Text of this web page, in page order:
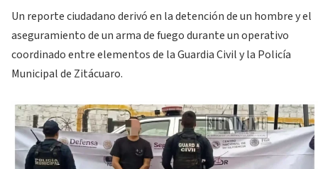
Un reporte ciudadano derivó en la detención de un hombre y el
aseguramiento de un arma de fuego durante un operativo
coordinado entre elementos de la Guardia Civil y la Policía
Municipal de Zitácuaro.